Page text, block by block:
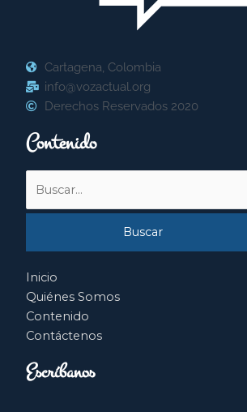
Cartagena, Colombia
info@vozactual.org
Derechos Reservados 2020
Contenido
por:
Inicio
Quiénes Somos
Contenido
Contáctenos
Escríbanos